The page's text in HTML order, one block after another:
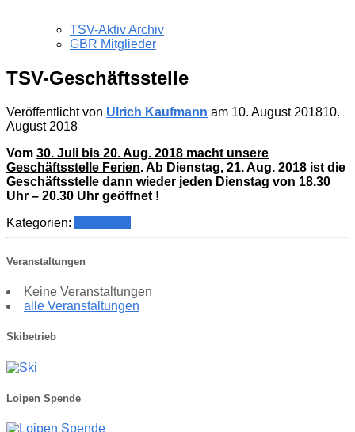
TSV-Aktiv Archiv
GBR Mitglieder
TSV-Geschäftsstelle
Veröffentlicht von Ulrich Kaufmann am 10. August 201810.
August 2018
Vom 30. Juli bis 20. Aug. 2018 macht unsere
Geschäftsstelle Ferien. Ab Dienstag, 21. Aug. 2018 ist die
Geschäftsstelle dann wieder jeden Dienstag von 18.30
Uhr – 20.30 Uhr geöffnet !
Kategorien:
Veranstaltungen
Keine Veranstaltungen
alle Veranstaltungen
Skibetrieb
Loipen Spende